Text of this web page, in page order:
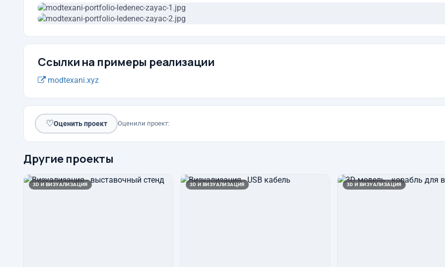
Ссылки на примеры реализации
modtexani.xyz
♡Оценить проект Оценили проект:
Другие проекты
3D И ВИЗУАЛИЗАЦИЯ 3D И ВИЗУАЛИЗАЦИЯ 3D И ВИЗУАЛИЗАЦИЯ